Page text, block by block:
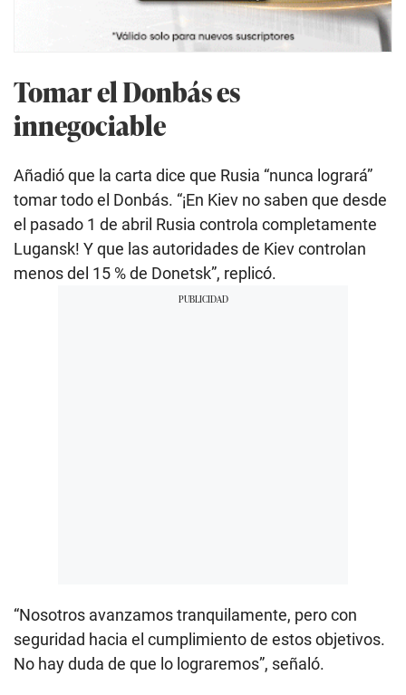
Tomar el Donbás es
innegociable
Añadió que la carta dice que Rusia “nunca logrará”
tomar todo el Donbás. “¡En Kiev no saben que desde
el pasado 1 de abril Rusia controla completamente
Lugansk! Y que las autoridades de Kiev controlan
menos del 15 % de Donetsk”, replicó.
“Nosotros avanzamos tranquilamente, pero con
seguridad hacia el cumplimiento de estos objetivos.
No hay duda de que lo lograremos”, señaló.